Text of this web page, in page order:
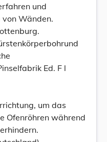
und
Wänden.
Ed. F l
um das
Ofenröhren während